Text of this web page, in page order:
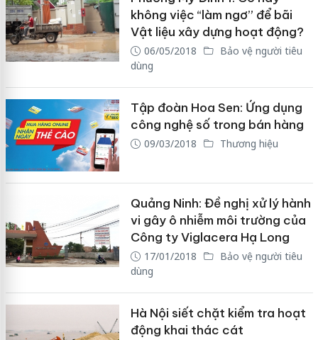
không việc “làm ngơ” để bãi
Vật liệu xây dựng hoạt động?
06/05/2018
Bảo vệ người tiêu
dùng
Tập đoàn Hoa Sen: Ứng dụng
công nghệ số trong bán hàng
09/03/2018 Thương hiệu
Quảng Ninh: Đề nghị xử lý hành
vi gây ô nhiễm môi trường của
Công ty Viglacera Hạ Long
17/01/2018
Bảo vệ người tiêu
dùng
Hà Nội siết chặt kiểm tra hoạt
động khai thác cát